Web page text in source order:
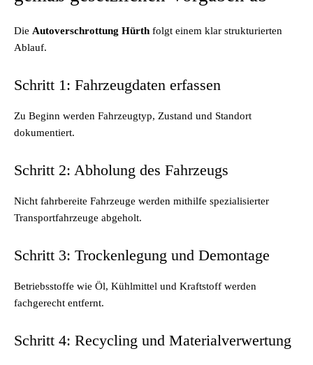
Die Autoverschrottung Hürth folgt einem klar strukturierten
Ablauf.
Schritt 1: Fahrzeugdaten erfassen
Zu Beginn werden Fahrzeugtyp, Zustand und Standort
dokumentiert.
Schritt 2: Abholung des Fahrzeugs
Nicht fahrbereite Fahrzeuge werden mithilfe spezialisierter
Transportfahrzeuge abgeholt.
Schritt 3: Trockenlegung und Demontage
Betriebsstoffe wie Öl, Kühlmittel und Kraftstoff werden
fachgerecht entfernt.
Schritt 4: Recycling und Materialverwertung